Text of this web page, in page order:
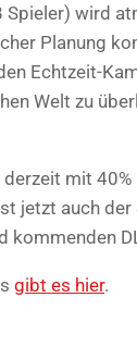
Spieler) wird
Planung
Echtzeit-
Welt zu
mit
jetzt auch
kommenden
gibt es hier.